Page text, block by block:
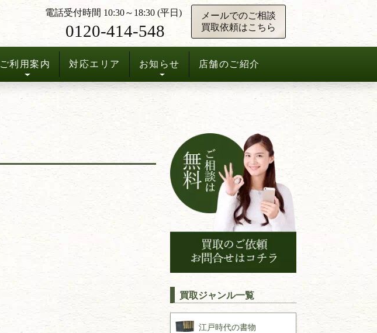
ご利用案内 対応エリア お知らせ 店舗のご紹介
電話受付時間 10:30～18:30 (平日)
0120-414-548
メールでのご相談
買取依頼はこちら
買取ジャンル一覧
江戸時代の書物